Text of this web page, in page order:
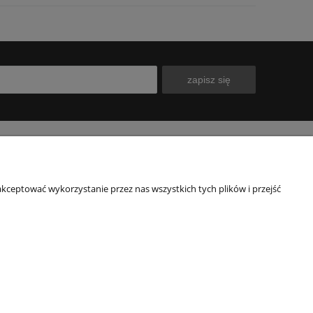
zapisz się
wykorzystanie przez nas wszystkich tych plików i przejść